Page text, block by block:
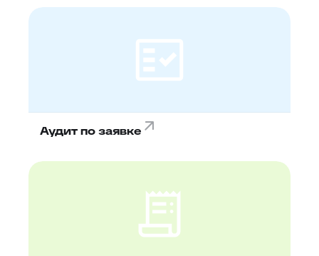
Аудит по заявке